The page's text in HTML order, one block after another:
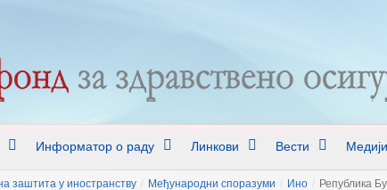
Информатор о раду Линкови Вести Медији
заштита у иностранству / Међународни споразуми / Ино / Република